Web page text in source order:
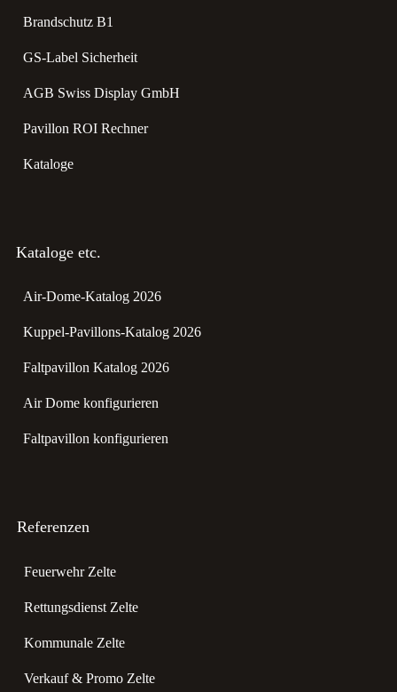
Brandschutz B1
GS-Label Sicherheit
AGB Swiss Display GmbH
Pavillon ROI Rechner
Kataloge
Kataloge etc.
Air-Dome-Katalog 2026
Kuppel-Pavillons-Katalog 2026
Faltpavillon Katalog 2026
Air Dome konfigurieren
Faltpavillon konfigurieren
Referenzen
Feuerwehr Zelte
Rettungsdienst Zelte
Kommunale Zelte
Verkauf & Promo Zelte